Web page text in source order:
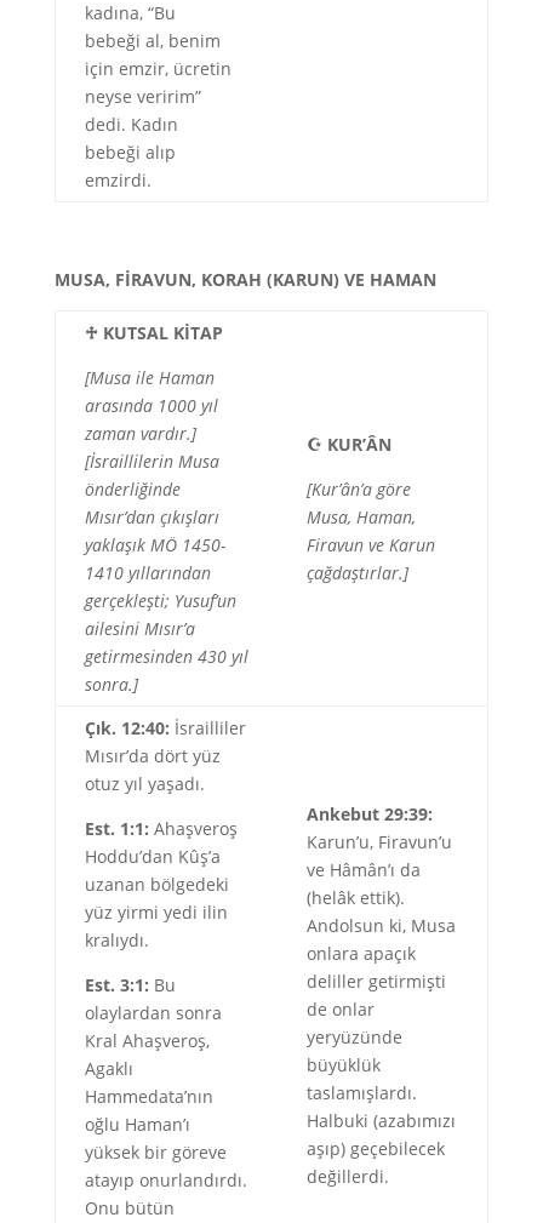
kadına, “Bu
bebeği al, benim
için emzir, ücretin
neyse veririm”
dedi. Kadın
bebeği alıp
emzirdi.
MUSA, FİRAVUN, KORAH (KARUN) VE HAMAN
♱ KUTSAL KİTAP
[Musa ile Haman
arasında 1000 yıl
zaman vardır.]
[İsraillilerin Musa
önderliğinde
Mısır’dan çıkışları
yaklaşık MÖ 1450-
1410 yıllarından
gerçekleşti; Yusuf’un
ailesini Mısır’a
getirmesinden 430 yıl
sonra.]
☪ KUR’ÂN
[Kur’ân’a göre
Musa, Haman,
Firavun ve Karun
çağdaştırlar.]
Çık. 12:40: İsrailliler
Mısır’da dört yüz
otuz yıl yaşadı.
Est. 1:1: Ahaşveroş
Hoddu’dan Kûş’a
uzanan bölgedeki
yüz yirmi yedi ilin
kralıydı.
Est. 3:1: Bu
olaylardan sonra
Kral Ahaşveroş,
Agaklı
Hammedata’nın
oğlu Haman’ı
yüksek bir göreve
atayıp onurlandırdı.
Onu bütün
Ankebut 29:39:
Karun’u, Firavun’u
ve Hâmân’ı da
(helâk ettik).
Andolsun ki, Musa
onlara apaçık
deliller getirmişti
de onlar
yeryüzünde
büyüklük
taslamışlardı.
Halbuki (azabımızı
aşıp) geçebilecek
değillerdi.